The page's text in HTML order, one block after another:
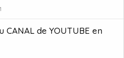
CANAL de YOUTUBE en